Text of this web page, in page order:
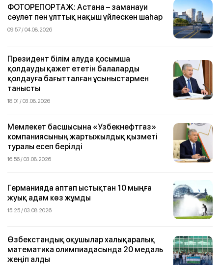
ФОТОРЕПОРТАЖ: Астана – заманауи
сәулет пен ұлттық нақыш үйлескен шаһар
09:57 / 04.08.2026
Президент білім алуда қосымша
қолдауды қажет ететін балаларды
қолдауға бағытталған ұсыныстармен
танысты
18:01 / 03.08.2026
Мемлекет басшысына «Узбекнефтгаз»
компаниясының жартыжылдық қызметі
туралы есеп берілді
16:56 / 03.08.2026
Германияда аптап ыстықтан 10 мыңға
жуық адам көз жұмды
15:25 / 03.08.2026
Өзбекстандық оқушылар халықаралық
математика олимпиадасында 20 медаль
жеңіп алды